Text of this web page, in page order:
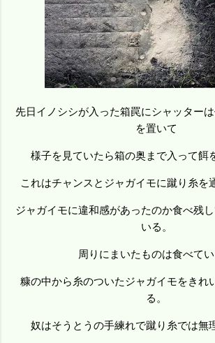
先日イノシシが入った箱罠にシャッター
を置いて
様子を見ていたら箱の奥まで入って餌
これはチャンスとジャガイモに蹴り糸を
ジャガイモに違和感があったのか食べ残
いる。
周りにまいたものは食べてい
糠の中から糸のついたジャガイモをきれ
る。
奴はそうとうの手練れで蹴り糸では無